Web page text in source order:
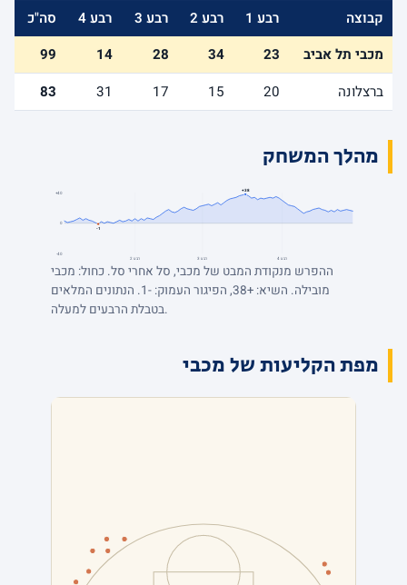
קבוצה רבע 1 רבע 2 רבע 3 רבע 4
סה"כ
מכבי תל אביב
23
34
28
14
99
ברצלונה
20
15
17
31
83
מהלך המשחק
+40
0
-40
+38
-1
רבע 2 רבע 3 רבע 4
ההפרש מנקודת המבט של מכבי, סל אחרי סל. כחול: מכבי
מובילה. השיא: +38, הפיגור העמוק: -1. הנתונים המלאים
בטבלת הרבעים למעלה.
מפת הקליעות של מכבי